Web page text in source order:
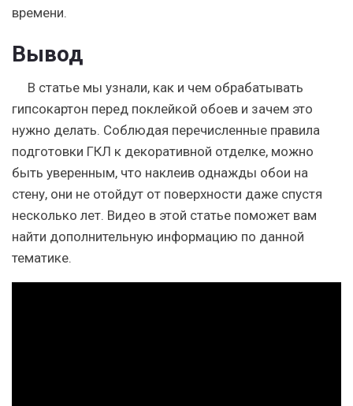
времени.
Вывод
В статье мы узнали, как и чем обрабатывать
гипсокартон перед поклейкой обоев и зачем это
нужно делать. Соблюдая перечисленные правила
подготовки ГКЛ к декоративной отделке, можно
быть уверенным, что наклеив однажды обои на
стену, они не отойдут от поверхности даже спустя
несколько лет. Видео в этой статье поможет вам
найти дополнительную информацию по данной
тематике.